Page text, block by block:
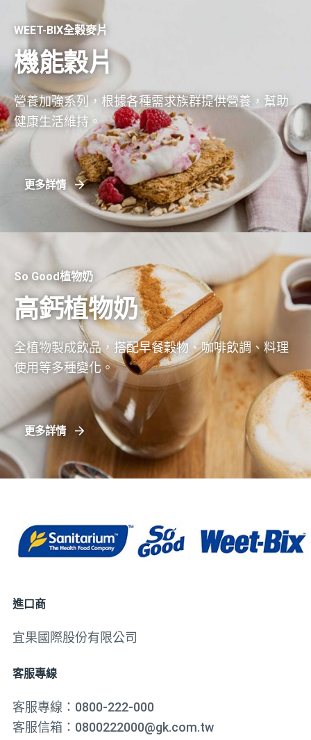
WEET-BIX全榖麥片
機能穀片
營養加強系列，根據各種需求族群提供營養，幫助
健康生活維持。
更多詳情
So Good植物奶
高鈣植物奶
全植物製成飲品，搭配早餐穀物、咖啡飲調、料理
使用等多種變化。
更多詳情
進口商
宜果國際股份有限公司
客服專線
客服專線： 0800-222-000
客服信箱： 0800222000@gk.com.tw